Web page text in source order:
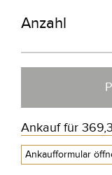
Anzahl
Ankauf für
Ankaufformular